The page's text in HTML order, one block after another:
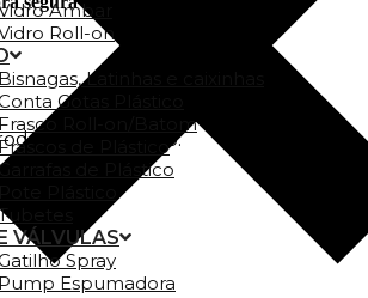
no carrinho.
Ambar
Roll-on
Bisnagas, Latinhas e caixinhas
Gotas Plástico
Frasco Roll-on/Batom
de Plástico
de Plástico
VÁLVULAS
Spray
Pump Espumadora